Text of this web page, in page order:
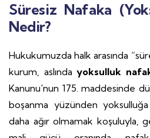
Süresiz Nafaka
Nedir?
Hukukumuzda halk arasında
kurum, aslındayoksulluk
Kanunu'nun 175. maddesinde
boşanma yüzünden
daha ağır olmamak koşuluyla,